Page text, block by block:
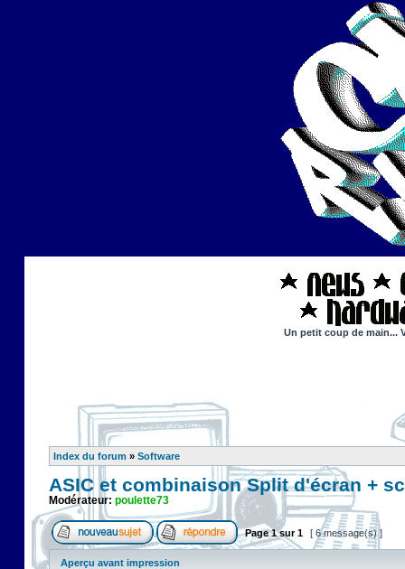
Un petit coup de main...
Index du forum » Software
ASIC et combinaison Split d'écran +
Modérateur: poulette73
Page1sur1 [ 6 message(s) ]
Aperçu avant impression